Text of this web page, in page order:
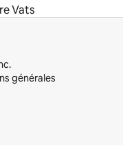
Vats
générales